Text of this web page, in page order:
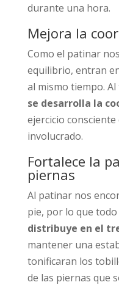
durante una hora.
Mejora la
Como el patinar
equilibrio, entran
al mismo tiempo.
se desarrolla la
ejercicio consciente
involucrado.
Fortalece la
piernas
Al patinar nos
pie, por lo que todo
distribuye en el
mantener una
tonificaran los
de las piernas que